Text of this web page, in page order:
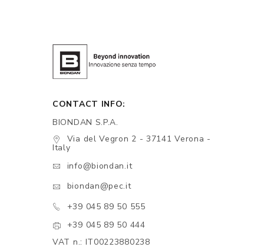
CONTACT INFO:
BIONDAN S.P.A.
Via del Vegron 2 - 37141 Verona -
Italy
info@biondan.it
biondan@pec.it
+39 045 89 50 555
+39 045 89 50 444
VAT n.: IT00223880238